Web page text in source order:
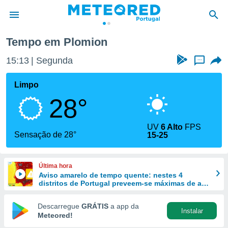
da
foi
fornecidas
a este
das
e
forma
digital
Tempo em Plomion
15:13 Segunda ...
Limpo
28°
Sensação de 28°
UV6 Alto FPS
15-25
Última hora
Aviso amarelo de tempo quente: nestes 4
distritos de Portugal preveem-se máximas de até
Descarregue GRÁTIS a app da
Meteored!
Instalar